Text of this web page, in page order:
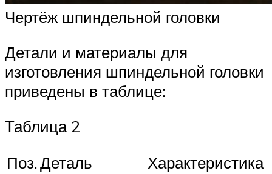
Чертёж шпиндельной головки
Детали и материалы для
изготовления шпиндельной головки
приведены в таблице:
Таблица 2
Поз.Деталь
Характеристика